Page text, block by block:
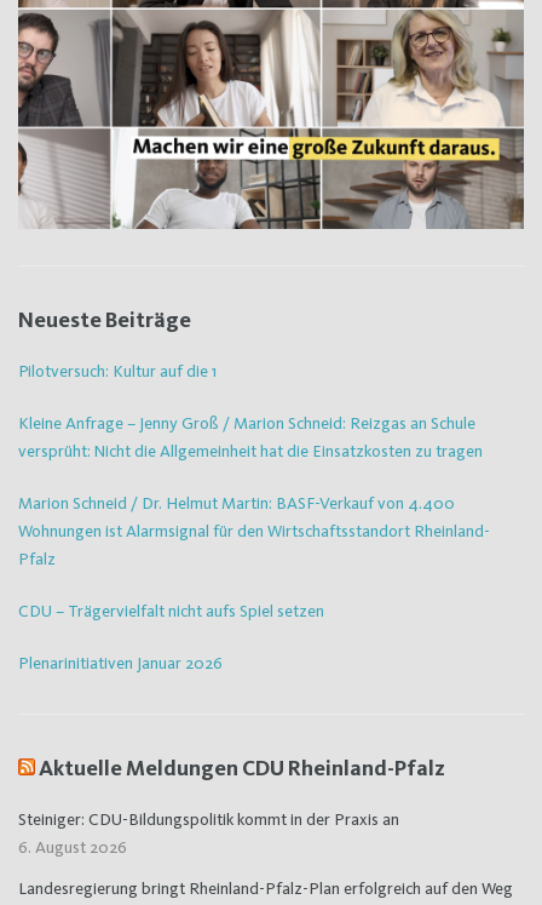
Neueste Beiträge
Pilotversuch: Kultur auf die 1
Kleine Anfrage – Jenny Groß / Marion Schneid: Reizgas an Schule
versprüht: Nicht die Allgemeinheit hat die Einsatzkosten zu tragen
Marion Schneid / Dr. Helmut Martin: BASF-Verkauf von 4.400
Wohnungen ist Alarmsignal für den Wirtschaftsstandort Rheinland-
Pfalz
CDU – Trägervielfalt nicht aufs Spiel setzen
Plenarinitiativen Januar 2026
Aktuelle Meldungen CDU Rheinland-Pfalz
Steiniger: CDU-Bildungspolitik kommt in der Praxis an
6. August 2026
Landesregierung bringt Rheinland-Pfalz-Plan erfolgreich auf den Weg